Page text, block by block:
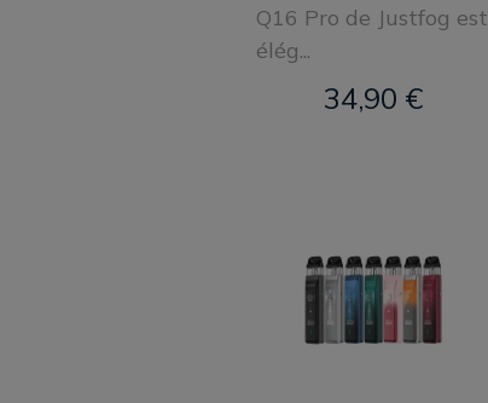
Q16 Pro de Justfog est
élég...
34,90 €